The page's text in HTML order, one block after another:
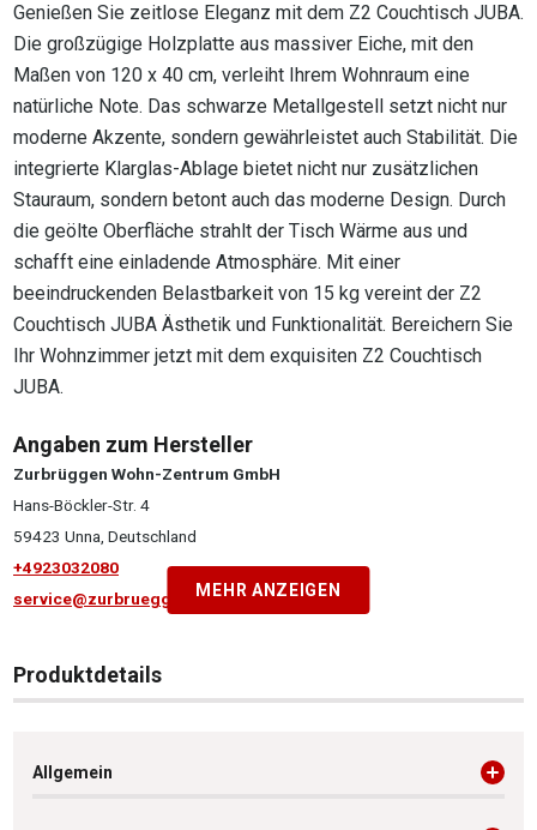
Genießen Sie zeitlose Eleganz mit dem Z2 Couchtisch JUBA.
Die großzügige Holzplatte aus massiver Eiche, mit den
Maßen von 120 x 40 cm, verleiht Ihrem Wohnraum eine
natürliche Note. Das schwarze Metallgestell setzt nicht nur
moderne Akzente, sondern gewährleistet auch Stabilität. Die
integrierte Klarglas-Ablage bietet nicht nur zusätzlichen
Stauraum, sondern betont auch das moderne Design. Durch
die geölte Oberfläche strahlt der Tisch Wärme aus und
schafft eine einladende Atmosphäre. Mit einer
beeindruckenden Belastbarkeit von 15 kg vereint der Z2
Couchtisch JUBA Ästhetik und Funktionalität. Bereichern Sie
Ihr Wohnzimmer jetzt mit dem exquisiten Z2 Couchtisch
JUBA.
Angaben zum Hersteller
Zurbrüggen Wohn-Zentrum GmbH
Hans-Böckler-Str. 4
59423 Unna, Deutschland
+4923032080
service@zurbrueggen.deMEHR ANZEIGEN
Produktdetails
Allgemein